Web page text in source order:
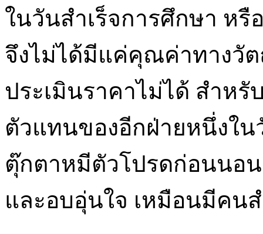
ในวันสำเร็จการศึกษา ห
จึงไม่ได้มีแค่คุณค่าทางวั
ประเมินราคาไม่ได้ สำห
ตัวแทนของอีกฝ่ายหนึ่งใ
ตุ๊กตาหมีตัวโปรดก่อนนอ
และอบอุ่นใจ เหมือนมีคน